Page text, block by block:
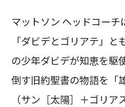
マットソン ヘッドコー
「ダビデとゴリアテ」
の少年ダビデが知恵を駆
倒す旧約聖書の物語を「
（サン［太陽］＋ゴリア